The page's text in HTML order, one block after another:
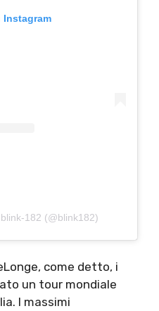
Instagram
182 (@blink182)
come detto, i
un tour mondiale
I massimi